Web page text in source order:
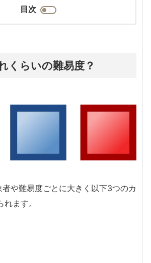
目次
くらいの難易度？
や難易度ごとに大きく以下3つのカ
ます。